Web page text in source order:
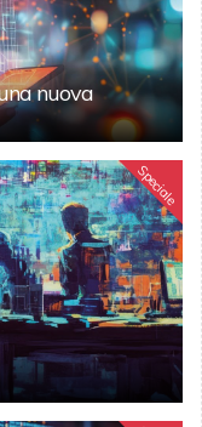
nuova
Speciale